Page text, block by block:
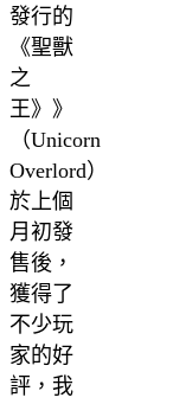
發行的
《聖獸
之
王》》
（Unicorn
Overlord）
於上個
月初發
售後，
獲得了
不少玩
家的好
評，我